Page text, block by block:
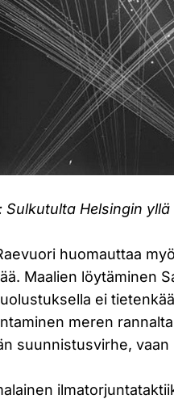
Sulkutulta Helsingin
huomauttaa
Maalien löytäminen
ei
meren
suunnistusvirhe,